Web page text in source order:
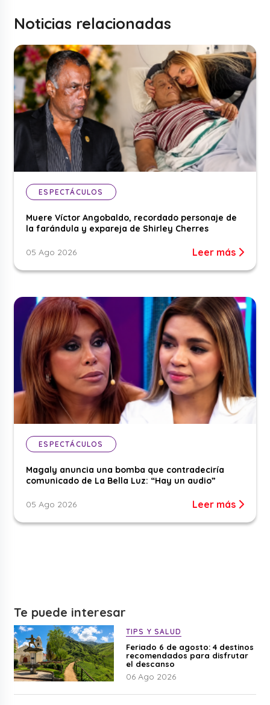
Noticias relacionadas
ESPECTÁCULOS
Muere Víctor Angobaldo, recordado personaje de
la farándula y expareja de Shirley Cherres
05 Ago 2026 Leer más
ESPECTÁCULOS
Magaly anuncia una bomba que contradeciría
comunicado de La Bella Luz: “Hay un audio”
05 Ago 2026 Leer más
Te puede interesar
TIPS Y SALUD
Feriado 6 de agosto: 4 destinos
recomendados para disfrutar
el descanso
06 Ago 2026